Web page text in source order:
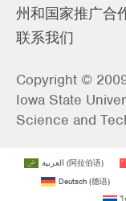
州和国家推广合
联系我们
Copyright ©
Iowa State
Science and
العربية (阿拉伯语)
Deutsch(德语)